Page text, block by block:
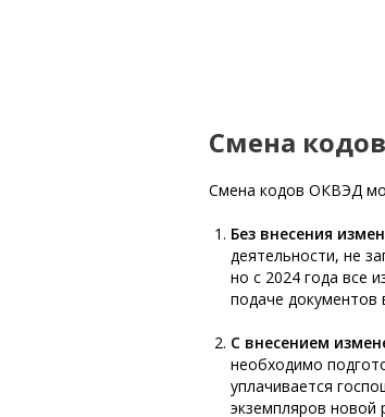
Смена
Смена кодов ОКВЭД
Без внесения
деятельности, не
но с 2024 года все
подаче документов
С внесением
необходимо
уплачивается
экземпляров новой